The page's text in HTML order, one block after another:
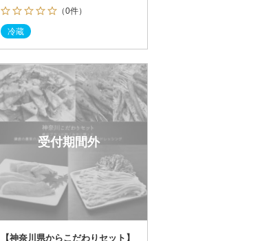
（0件）
冷蔵
受付期間外
【神奈川県からこだわりセット】